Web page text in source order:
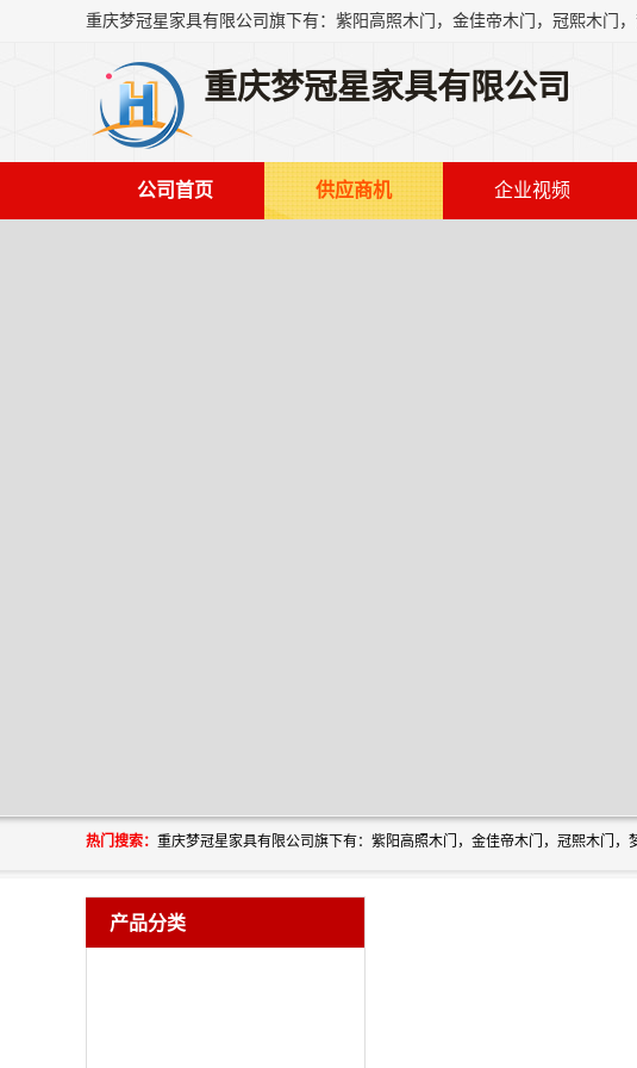
重庆梦冠星家具有限公司
公司首页 供应商机 企业视频
热门搜索：
产品分类